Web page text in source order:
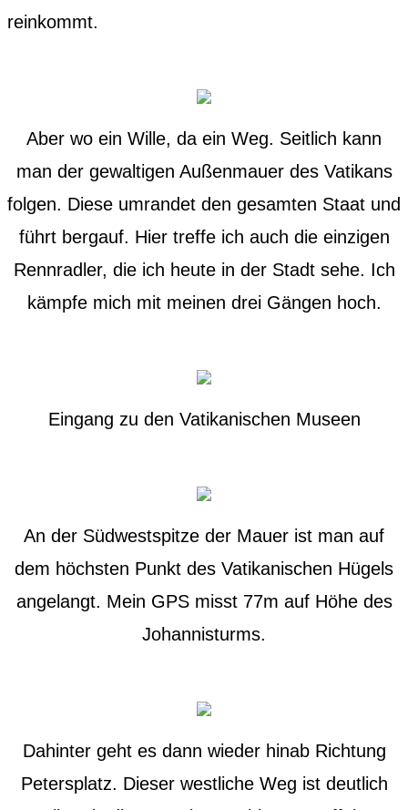
reinkommt.
Aber wo ein Wille, da ein Weg. Seitlich kann
man der gewaltigen Außenmauer des Vatikans
folgen. Diese umrandet den gesamten Staat und
führt bergauf. Hier treffe ich auch die einzigen
Rennradler, die ich heute in der Stadt sehe. Ich
kämpfe mich mit meinen drei Gängen hoch.
Eingang zu den Vatikanischen Museen
An der Südwestspitze der Mauer ist man auf
dem höchsten Punkt des Vatikanischen Hügels
angelangt. Mein GPS misst 77m auf Höhe des
Johannisturms.
Dahinter geht es dann wieder hinab Richtung
Petersplatz. Dieser westliche Weg ist deutlich